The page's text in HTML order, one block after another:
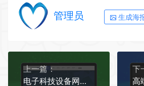
管理员 生成海
上一篇：
电子科技设备网站模板
下